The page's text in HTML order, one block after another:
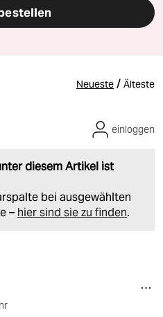
Neueste / Älteste
diesem Artikel ist
bei ausgewählten
– hier sind sie zu finden.
einloggen